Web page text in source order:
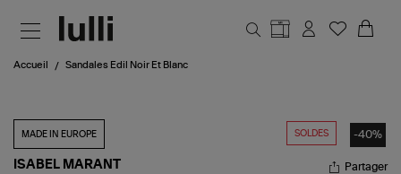
Accueil Sandales Edil Noir Et Blanc
SOLDES -40%
MADE IN EUROPE
ISABEL MARANT Partager